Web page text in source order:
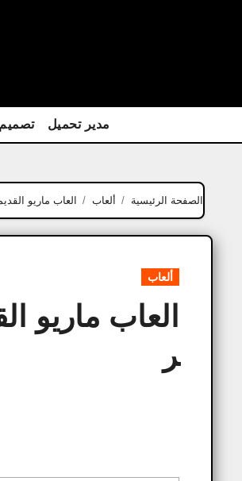
مدير تحميل
الصفحة الرئيسية ألعاب العاب ماريو القديمة الاصلية 2000
ألعاب
ر